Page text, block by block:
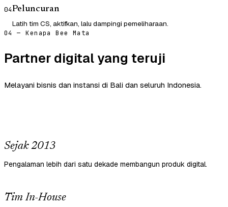
04Peluncuran
Latih tim CS, aktifkan, lalu dampingi pemeliharaan.
04 — Kenapa Bee Mata
Partner digital yang teruji
Melayani bisnis dan instansi di Bali dan seluruh Indonesia.
Sejak 2013
Pengalaman lebih dari satu dekade membangun produk digital.
Tim In-House